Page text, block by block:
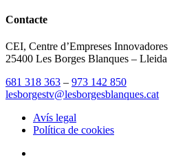
Contacte
CEI, Centre d’Empreses Innovadores
25400 Les Borges Blanques – Lleida
681 318 363 – 973 142 850
lesborgestv@lesborgesblanques.cat
Avís legal
Política de cookies